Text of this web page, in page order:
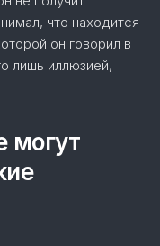
что находится
он говорил в
лишь иллюзией,
могут